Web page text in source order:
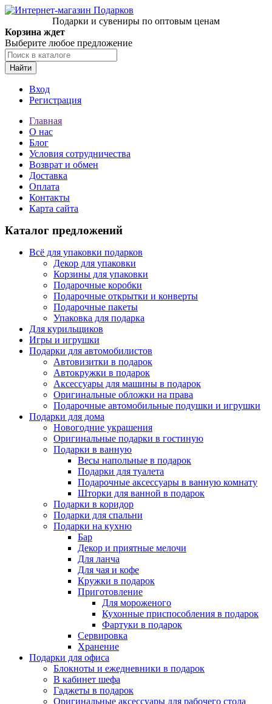
Подарки и сувениры по оптовым ценам
Корзина ждет
Выберите любое предложение
Найти
Вход
Регистрация
Главная
О нас
Блог
Условия сотрудничества
Возврат и обмен
Доставка
Оплата
Контакты
Карта сайта
Каталог предложений
Всё для упаковки подарков
Декор для упаковки
Корзины для упаковки
Подарочные коробки
Подарочные открытки и конверты
Подарочные пакеты
Упаковка для подарка
Для курильщиков
Игры и игрушки
Подарки для автомобилистов
Автовизитки в подарок
Автокружки в подарок
Аксессуары для машины в подарок
Оригинальные обложки на права
Подарочные автомобильные подушки и игрушки
Подарки для дома
Новогодние украшения
Оригинальные подарки в гостиную
Подарки в ванную
Весы напольные в подарок
Подарки для туалета
Подарочные аксессуары в ванную комнату
Шторки для ванной в подарок
Подарки в коридор
Подарки для спальни
Подарки на кухню
Бар
Декор и приятные мелочи
Для ланча
Для чая и кофе
Кружки в подарок
Приготовление
Для мороженого
Кухонные приспособления в подарок
Фартуки в подарок
Сервировка
Хранение
Подарки для офиса
Блокноты и ежедневники в подарок
В кабинет шефа
Гаджеты в подарок
Оригинальные аксессуары для рабочего стола